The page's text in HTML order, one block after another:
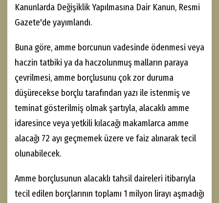
Kanunlarda Değişiklik Yapılmasına Dair Kanun, Resmi
Gazete'de yayımlandı.
Buna göre, amme borcunun vadesinde ödenmesi veya
haczin tatbiki ya da haczolunmuş malların paraya
çevrilmesi, amme borçlusunu çok zor duruma
düşürecekse borçlu tarafından yazı ile istenmiş ve
teminat gösterilmiş olmak şartıyla, alacaklı amme
idaresince veya yetkili kılacağı makamlarca amme
alacağı 72 ayı geçmemek üzere ve faiz alınarak tecil
olunabilecek.
Amme borçlusunun alacaklı tahsil daireleri itibarıyla
tecil edilen borçlarının toplamı 1 milyon lirayı aşmadığı